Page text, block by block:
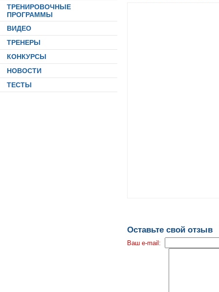
ТРЕНИРОВОЧНЫЕ
ПРОГРАММЫ
ВИДЕО
ТРЕНЕРЫ
КОНКУРСЫ
НОВОСТИ
ТЕСТЫ
Оставьте свой отзыв
Ваш e-mail: